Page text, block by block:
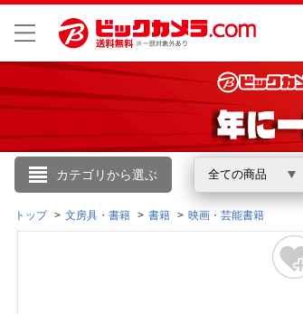
カテゴリから選ぶ 全ての商品
こんにちは
ログイン
トップ 文房具・書籍 書籍 映画・芸能書籍